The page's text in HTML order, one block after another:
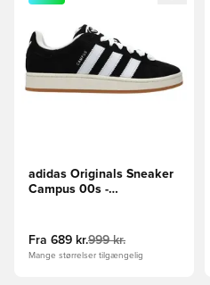
adidas Originals Sneaker
Campus 00s -
Fra 689 kr.999 kr.
Mange størrelser tilgængelig